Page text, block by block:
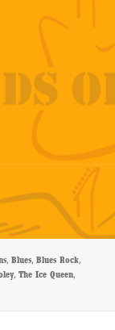
,Blues,Blues Rock,
,The Ice Queen,
Ice Queen – CD-Review